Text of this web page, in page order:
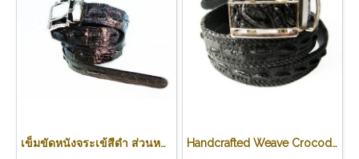
เข็มขัดหนังจระเข้สีดำ ส่วนหลัง กว้าง 1.3 นิ้ว #CRM638B-BL-03 Handcrafted Weave Crocodile Belt with in Black Crocodile Leather #CRM644B-01